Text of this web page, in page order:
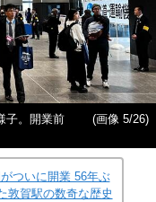
子。開業前
(画像 5/26)
ついに開業 56年ぶ
敦賀駅の数奇な歴史